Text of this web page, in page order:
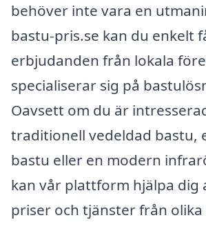
behöver inte vara en
bastu-pris.se kan du enkelt
erbjudanden från lokala
specialiserar sig på
Oavsett om du är
traditionell vedeldad bastu,
bastu eller en modern
kan vår plattform hjälpa dig
priser och tjänster från